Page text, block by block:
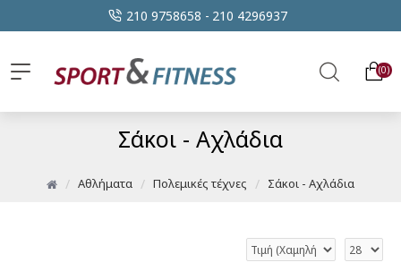
210 9758658 - 210 4296937
0
Αθλήματα Πολεμικές τέχνες Σάκοι - Αχλάδια
Σάκοι - Αχλάδια